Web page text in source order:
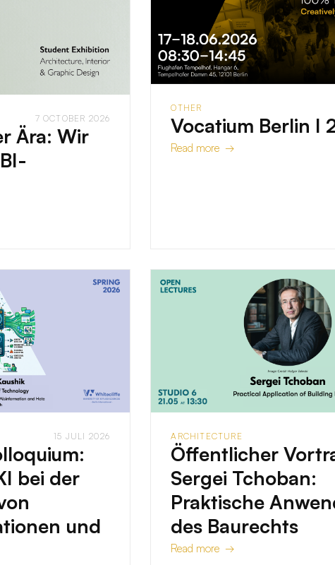
7 OCTOBER 2026
Ära: Wir
OTHER
Vocatium Berlin I
Read more →
15 JULI 2026
bei der
und
ARCHITECTURE
Öffentlicher
Sergei Tchoban:
Praktische
des Baurechts
Read more →